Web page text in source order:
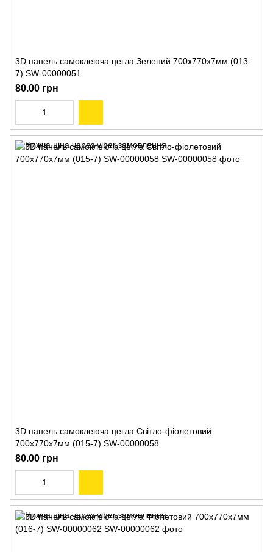
3D панель самоклеюча цегла Зелений 700х770х7мм (013-
7) SW-00000051
80.00 грн
3D панель самоклеюча цегла Світло-фіолетовий
700х770х7мм (015-7) SW-00000058
80.00 грн